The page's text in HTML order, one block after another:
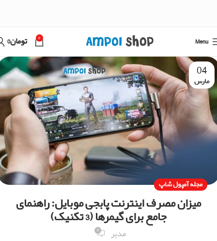
Menu
0 تومان0
04
مارس
مجله آمپول شاپ
میزان مصرف اینترنت پابجی موبایل: راهنمای
جامع برای گیمرها (3 تکنیک)
مدیر 0